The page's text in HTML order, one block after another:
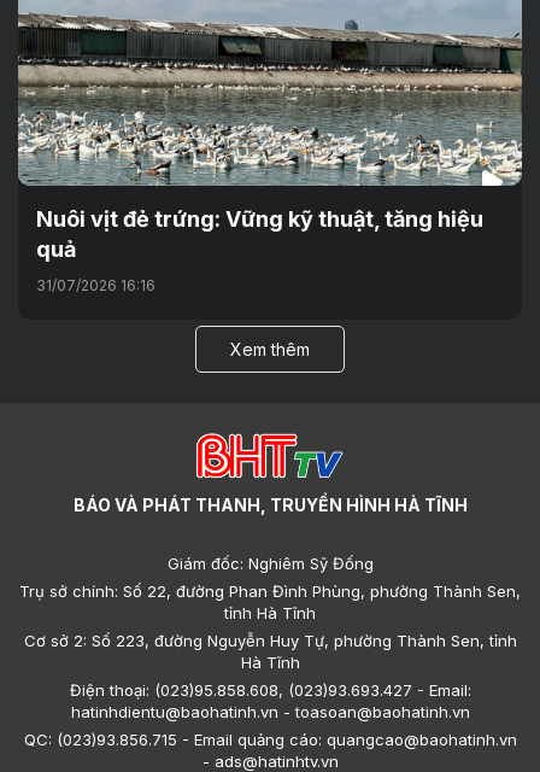
Nuôi vịt đẻ trứng: Vững kỹ thuật, tăng hiệu
quả
31/07/2026 16:16
Xem thêm
BÁO VÀ PHÁT THANH, TRUYỀN HÌNH HÀ TĨNH
Giám đốc: Nghiêm Sỹ Đống
Trụ sở chính: Số 22, đường Phan Đình Phùng, phường Thành Sen,
tỉnh Hà Tĩnh
Cơ sở 2: Số 223, đường Nguyễn Huy Tự, phường Thành Sen, tỉnh
Hà Tĩnh
Điện thoại: (023)95.858.608, (023)93.693.427 - Email:
hatinhdientu@baohatinh.vn - toasoan@baohatinh.vn
QC: (023)93.856.715 - Email quảng cáo: quangcao@baohatinh.vn
- ads@hatinhtv.vn